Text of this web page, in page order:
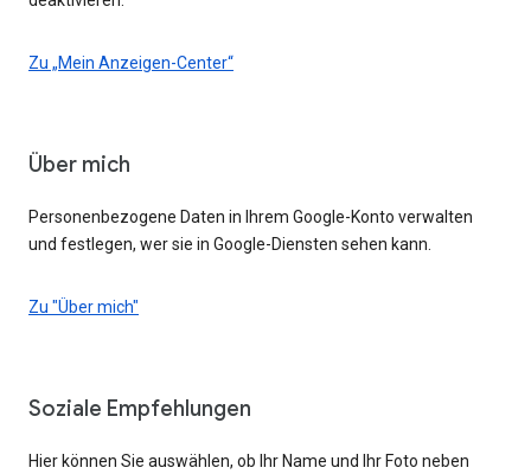
Zu „Mein Anzeigen-Center“
Über mich
Personenbezogene Daten in Ihrem Google-Konto verwalten
und festlegen, wer sie in Google-Diensten sehen kann.
Zu "Über mich"
Soziale Empfehlungen
Hier können Sie auswählen, ob Ihr Name und Ihr Foto neben